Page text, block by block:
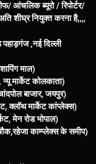
आंचलिक ब्यूरो / रिपोर्टर/
अति शीघ्र नियुक्त करना है,,,,
पहाड़गंज ,नई दिल्ली
माल)
मार्केट कोलकाता)
बाजार, जयपुर)
क्लॉथ मार्केट कांप्लेक्स)
मेन रोड भोपाल)
काम्प्लेक्स के समीप)